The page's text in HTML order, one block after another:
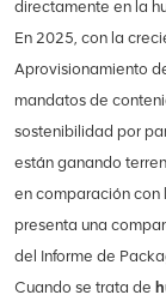
directamente en la
En 2025, con la
Aprovisionamiento
mandatos de
sostenibilidad por
están ganando
en comparación con
presenta una
del Informe de
Cuando se trata de